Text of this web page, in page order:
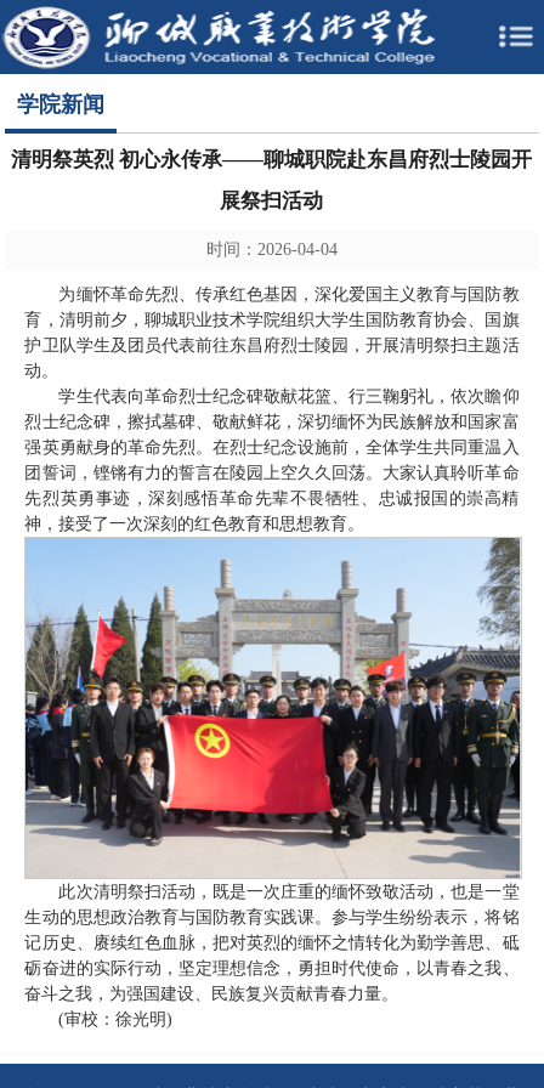
学院新闻
清明祭英烈 初心永传承——聊城职院赴东昌府烈士陵园开
展祭扫活动
时间：2026-04-04
为缅怀革命先烈、传承红色基因，深化爱国主义教育与国防教
育，清明前夕，聊城职业技术学院组织大学生国防教育协会、国旗
护卫队学生及团员代表前往东昌府烈士陵园，开展清明祭扫主题活
动。
学生代表向革命烈士纪念碑敬献花篮、行三鞠躬礼，依次瞻仰
烈士纪念碑，擦拭墓碑、敬献鲜花，深切缅怀为民族解放和国家富
强英勇献身的革命先烈。在烈士纪念设施前，全体学生共同重温入
团誓词，铿锵有力的誓言在陵园上空久久回荡。大家认真聆听革命
先烈英勇事迹，深刻感悟革命先辈不畏牺牲、忠诚报国的崇高精
神，接受了一次深刻的红色教育和思想教育。
此次清明祭扫活动，既是一次庄重的缅怀致敬活动，也是一堂
生动的思想政治教育与国防教育实践课。参与学生纷纷表示，将铭
记历史、赓续红色血脉，把对英烈的缅怀之情转化为勤学善思、砥
砺奋进的实际行动，坚定理想信念，勇担时代使命，以青春之我、
奋斗之我，为强国建设、民族复兴贡献青春力量。
(审校：徐光明)